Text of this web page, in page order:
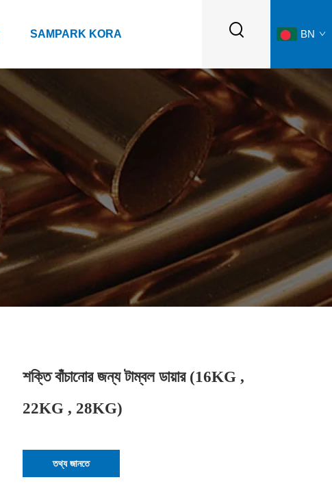
SAMPARK KORA BN
শক্তি বাঁচানোর জন্য টাম্বল ডায়ার (16KG ,
22KG , 28KG)
তথ্য জানতে